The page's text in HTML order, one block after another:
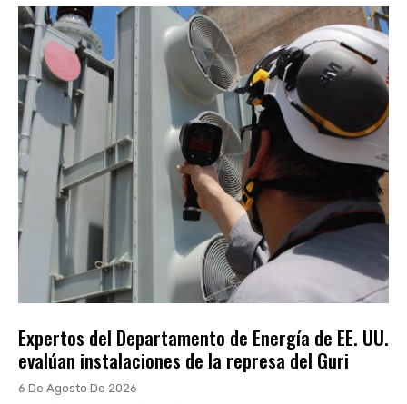
Expertos del Departamento de Energía de EE. UU.
evalúan instalaciones de la represa del Guri
6 De Agosto De 2026